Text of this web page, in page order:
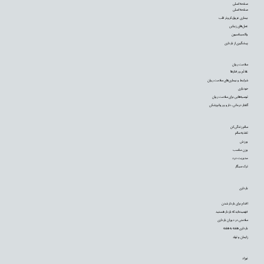
نوزاد
بارداری
اقدام برای باردار شدن
فهمیده‌اید که باردار هستید
سلامتی در دوران بارداری
بارداری هفته به هفته
زایمان و تولد
سالم زندگی کن
تغذیه سالم
ورزش
وزن مناسب
مدیریت درد
ترک سیگار
سلامت روان
علائم و رفتارها
شرایط و بیماری‌های سلامت روان
خودیاری
توصیه‌‌هایی برای سلامت روان
گفتار درمانی، دارو و روانپزشکی
صفحه اصلی
صفحه اصلی
بیماری عروق کرونر قلب
عمل‌های زیبایی
واکسیناسیون
پیشگیری از بارداری